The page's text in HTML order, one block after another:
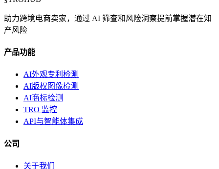
助力跨境电商卖家，通过 AI 筛查和风险洞察提前掌握潜在知
产风险
产品功能
AI外观专利检测
AI版权图像检测
AI商标检测
TRO 监控
API与智能体集成
公司
关于我们